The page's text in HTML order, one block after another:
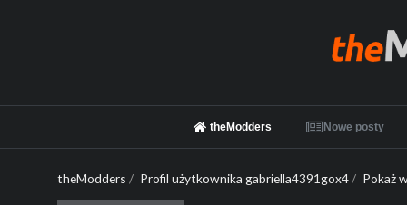
theModders Nowe posty
theModders / Profil użytkownika gabriella4391gox4/ Pokaż